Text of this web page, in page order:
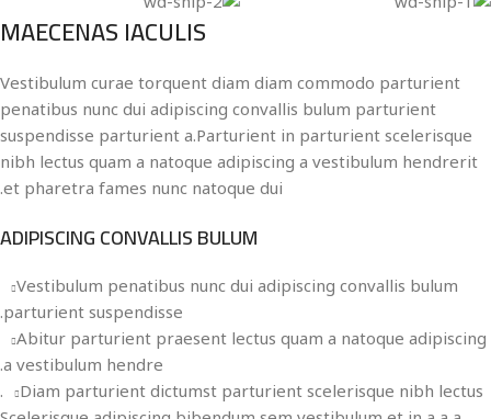
MAECENAS IACULIS
Vestibulum curae torquent diam diam commodo parturient
penatibus nunc dui adipiscing convallis bulum parturient
suspendisse parturient a.Parturient in parturient scelerisque
nibh lectus quam a natoque adipiscing a vestibulum hendrerit
et pharetra fames nunc natoque dui.
ADIPISCING CONVALLIS BULUM
Vestibulum penatibus nunc dui adipiscing convallis bulum
parturient suspendisse.
Abitur parturient praesent lectus quam a natoque adipiscing
a vestibulum hendre.
Diam parturient dictumst parturient scelerisque nibh lectus.